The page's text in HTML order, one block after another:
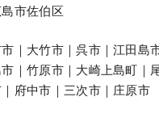
市佐伯区
｜大竹市｜呉市｜江田島
｜竹原市｜大崎上島町｜
府中市｜三次市｜庄原市